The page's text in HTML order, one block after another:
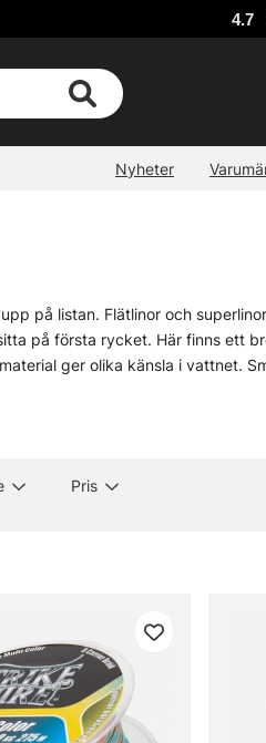
4.7
Nyheter
på listan. Flätlinor och
på första rycket. Här finns ett
ger olika känsla i vattnet.
passar när flera rullar ska fyllas
Pris